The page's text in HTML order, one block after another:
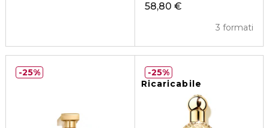
58,80 €
3 formati
25%
Ricaricabile
25%